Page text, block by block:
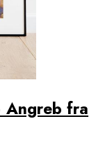
Angreb fra